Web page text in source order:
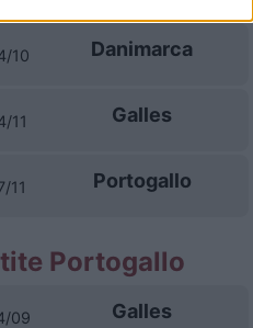
10 Danimarca
11 Galles
11 Portogallo
Portogallo
09 Galles